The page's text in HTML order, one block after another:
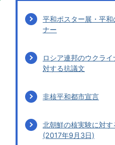
平和ポスター展・平和
ナー
ロシア連邦のウクライ
対する抗議文
非核平和都市宣言
北朝鮮の核実験に対す
(2017年9月3日)